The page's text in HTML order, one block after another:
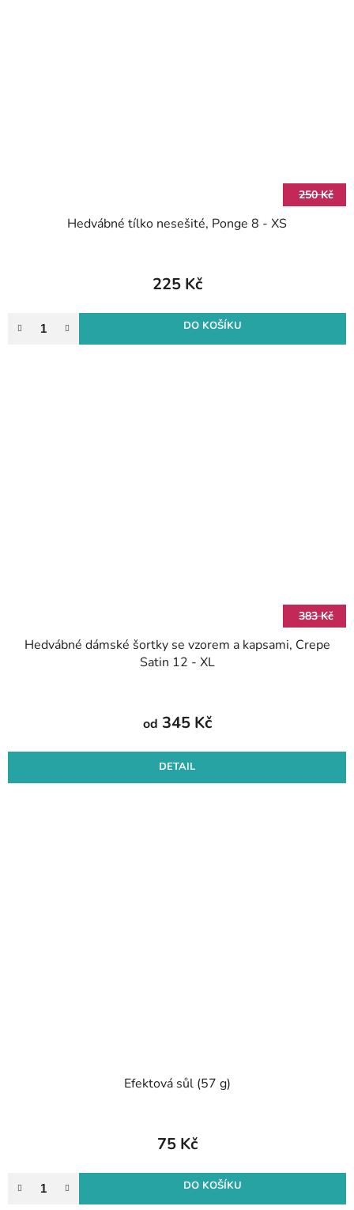
250 Kč
Hedvábné tílko nesešité, Ponge 8 - XS
225 Kč
DO KOŠÍKU
383 Kč
Hedvábné dámské šortky se vzorem a kapsami, Crepe
Satin 12 - XL
od 345 Kč
DETAIL
Efektová sůl (57 g)
75 Kč
DO KOŠÍKU